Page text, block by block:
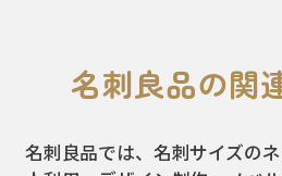
名刺良品の関
名刺良品では、名刺サイズの